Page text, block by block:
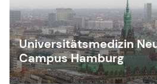
Universitätsmedizin
Campus Hamburg